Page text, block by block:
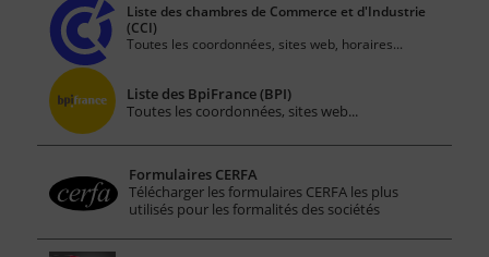
Liste des chambres de Commerce et d'Industrie
(CCI)
Toutes les coordonnées, sites web, horaires...
Liste des BpiFrance (BPI)
Toutes les coordonnées, sites web...
Formulaires CERFA
Télécharger les formulaires CERFA les plus
utilisés pour les formalités des sociétés